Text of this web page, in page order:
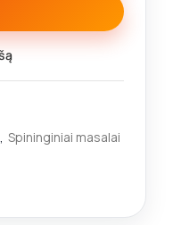
Spininginiai masalai